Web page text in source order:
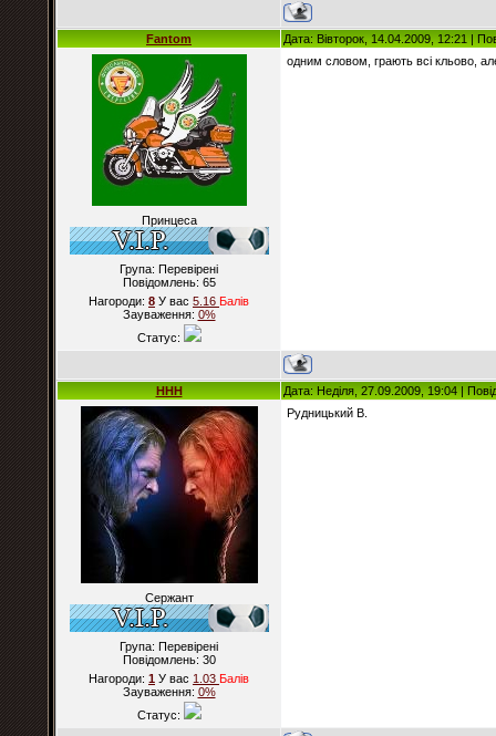
Fantom Дата: Вівторок, 14.04.2009, 12:21 |
Принцеса
Група: Перевірені
Повідомлень: 65
Нагороди: 8 У вас 5.16 Балiв
Зауваження: 0%
Статус:
одним словом, грають всі кльово,
HHH Дата: Неділя, 27.09.2009, 19:04 |
Сержант
Група: Перевірені
Повідомлень: 30
Нагороди: 1 У вас 1.03 Балiв
Зауваження: 0%
Статус:
Рудницький В.